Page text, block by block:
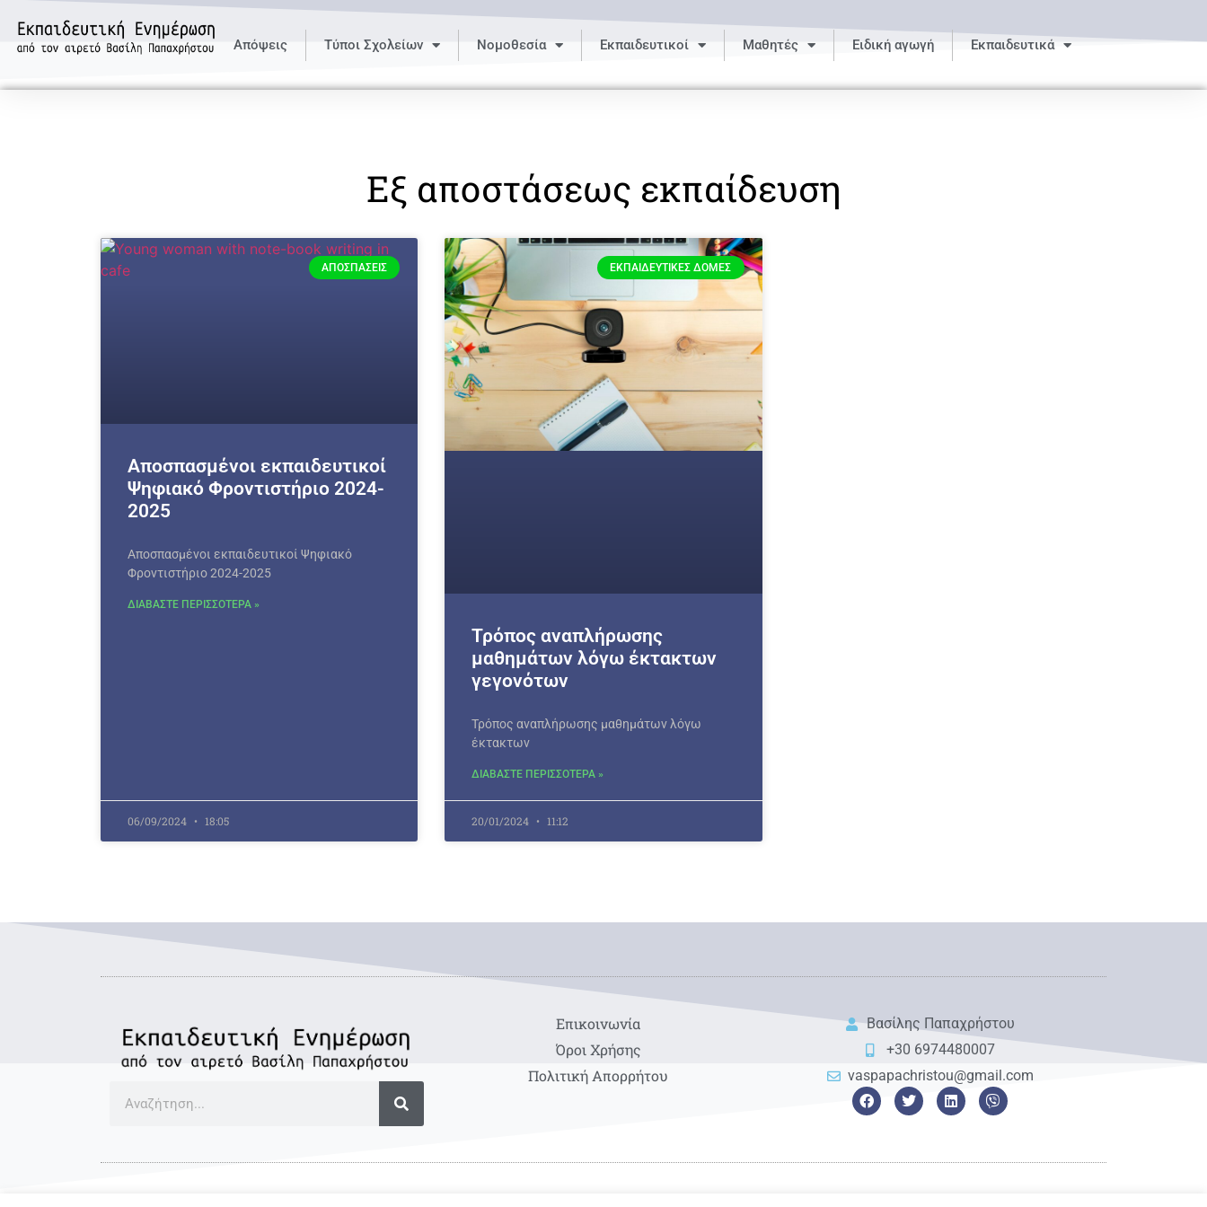
Απόψεις Τύποι Σχολείων Νομοθεσία Εκπαιδευτικοί Μαθητές Ειδική αγωγή Εκπαιδευτικά
Εξ αποστάσεως εκπαίδευση
ΑΠΟΣΠΆΣΕΙΣ
Αποσπασμένοι εκπαιδευτικοί
Ψηφιακό Φροντιστήριο 2024-
2025
Αποσπασμένοι εκπαιδευτικοί Ψηφιακό
Φροντιστήριο 2024-2025
ΔΙΑΒΑΣΤΕ ΠΕΡΙΣΣΟΤΕΡΑ »
06/09/2024 18:05
ΕΚΠΑΙΔΕΥΤΙΚΈΣ ΔΟΜΈΣ
Τρόπος αναπλήρωσης
μαθημάτων λόγω έκτακτων
γεγονότων
Τρόπος αναπλήρωσης μαθημάτων λόγω
έκτακτων
ΔΙΑΒΑΣΤΕ ΠΕΡΙΣΣΟΤΕΡΑ »
20/01/2024 11:12
Eπικοινωνία
Όροι Χρήσης
Πολιτική Απορρήτου
Βασίλης Παπαχρήστου
+30 6974480007
vaspapachristou@gmail.com